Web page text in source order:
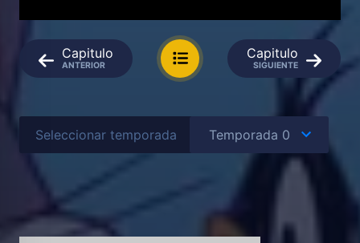
Capitulo
ANTERIOR
Capitulo
SIGUIENTE
Seleccionar temporada